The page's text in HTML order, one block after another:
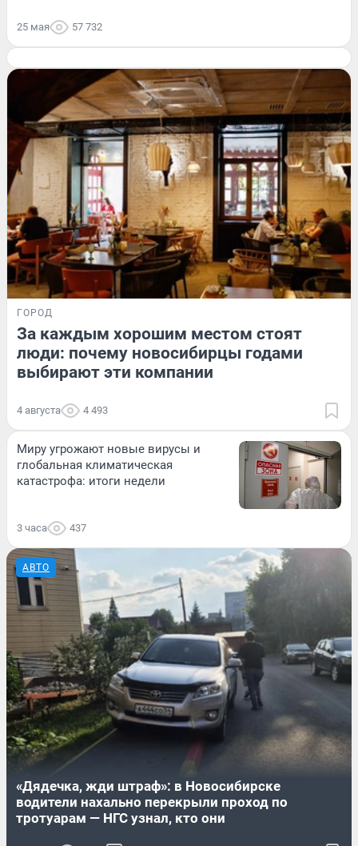
25 мая 57 732
ГОРОД
За каждым хорошим местом стоят
люди: почему новосибирцы годами
выбирают эти компании
4 августа 4 493
Миру угрожают новые вирусы и
глобальная климатическая
катастрофа: итоги недели
3 часа 437
АВТО
«Дядечка, жди штраф»: в Новосибирске
водители нахально перекрыли проход по
тротуарам — НГС узнал, кто они